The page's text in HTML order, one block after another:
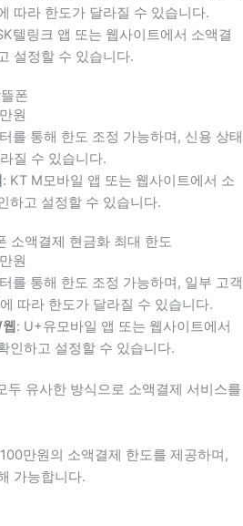
따라 한도가 달라질 수 있습니다.
텔링크 앱 또는 웹사이트에서 소액결
설정할 수 있습니다.
폰
원
를 통해 한도 조정 가능하며, 신용 상태
질 수 있습니다.
: KT M모바일 앱 또는 웹사이트에서 소
하고 설정할 수 있습니다.
소액결제 현금화 최대 한도
원
를 통해 한도 조정 가능하며, 일부 고객
따라 한도가 달라질 수 있습니다.
: U+유모바일 앱 또는 웹사이트에서
인하고 설정할 수 있습니다.
두 유사한 방식으로 소액결제 서비스를
만원의 소액결제 한도를 제공하며,
가능합니다.